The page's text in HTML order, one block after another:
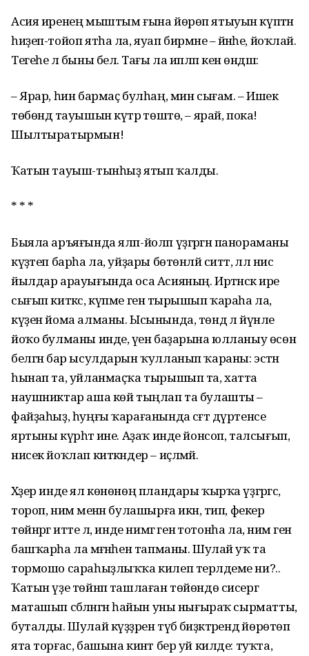
Асия иренең мыштым ғына йөрөп ятыуын күптән
һиҙеп-тойоп ятһа ла, яуап бирмәне – йәнәһе, йоҡлай.
Тегеһе лә быны белә. Тағы ла ипләп кенә өндәшә:
– Ярар, һин бармаҫ булһаң, мин сығам. – Ишек
төбөндә тауышын күтәрә төштө, – ярай, пока!
Шылтыратырмын!
Ҡатын тауыш-тынһыҙ ятып ҡалды.
* * *
Быяла аръяғында ялп-йолп үҙгәргән панораманы
күҙәтеп барһа ла, уйҙары бөтөнләй ситтә, әллә нисә
йылдар арауығында оса Асияның. Иртәнсәк ире
сығып киткәс, күпме генә тырышып ҡараһа ла,
күҙен йома алманы. Ысынында, төндә лә йүнле
йоҡо булманы инде, әүен баҙарына юлланыу өсөн
белгән бар ысулдарын ҡулланып ҡараны: эстән
һынап та, уйланмаҫҡа тырышып та, хатта
наушниктар аша көй тыңлап та булашты –
файҙаһыҙ, һуңғы ҡарағанында сәғәт дүртенсе
яртыны күрһәтә ине. Аҙаҡ инде йонсоп, талсығып,
нисек йоҡлап киткәндер – иҫләмәй.
Хәҙер инде ял көнөнөң пландары ҡырҡа үҙгәргәс,
тороп, нимә менән булашырға икән, тип, фекер
төйнәргә итте лә, инде нимәгә генә тотонһа ла, нимә генә
башҡарһа ла мәғәнәһен тапманы. Шулай уҡ та
тормошо сараһыҙлыҡҡа килеп терәлдеме ни?..
Ҡатын үҙе төйнәп ташлаған төйөндө сисергә
маташып сәбәләнгән һайын уны нығыраҡ сырматты,
буталды. Шулай күҙҙәрен түбә биҙәктәрендә йөрөтөп
ята торғас, башына кинәт бер уй килде: туҡта,